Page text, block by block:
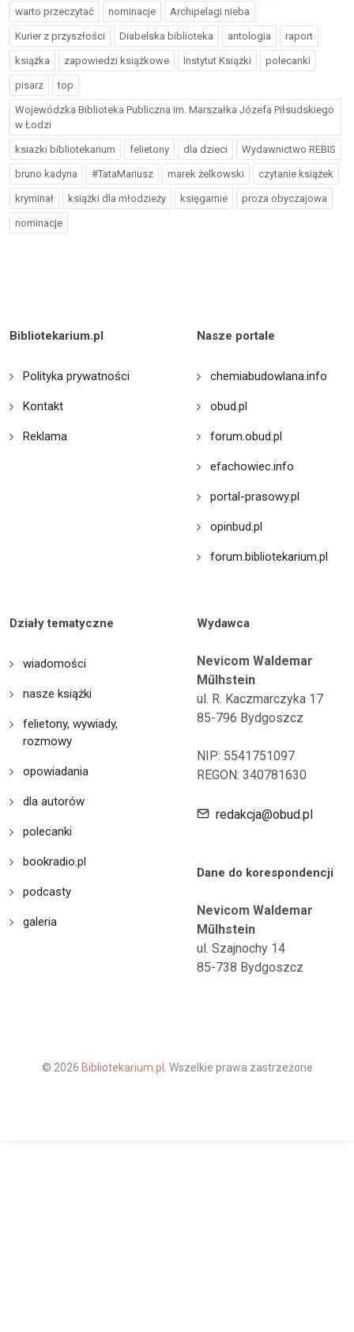
warto przeczytać nominacje Archipelagi nieba
Kurier z przyszłości Diabelska biblioteka antologia raport
książka zapowiedzi książkowe Instytut Książki polecanki
pisarz top
Wojewódzka Biblioteka Publiczna im. Marszałka Józefa Piłsudskiego
w Łodzi
ksiazki bibliotekarium felietony dla dzieci Wydawnictwo REBIS
bruno kadyna #TataMariusz marek żelkowski czytanie książek
kryminał książki dla młodzieży księgarnie proza obyczajowa
nominacje
Bibliotekarium.pl
Polityka prywatności
Kontakt
Reklama
Nasze portale
chemiabudowlana.info
obud.pl
forum.obud.pl
efachowiec.info
portal-prasowy.pl
opinbud.pl
forum.bibliotekarium.pl
Działy tematyczne
wiadomości
nasze książki
felietony, wywiady,
rozmowy
opowiadania
dla autorów
polecanki
bookradio.pl
podcasty
galeria
Wydawca
Nevicom Waldemar
Műlhstein
ul. R. Kaczmarczyka 17
85-796 Bydgoszcz
NIP: 5541751097
REGON: 340781630
redakcja@obud.pl
Dane do korespondencji
Nevicom Waldemar
Műlhstein
ul. Szajnochy 14
85-738 Bydgoszcz
© 2026 Bibliotekarium.pl. Wszelkie prawa zastrzeżone